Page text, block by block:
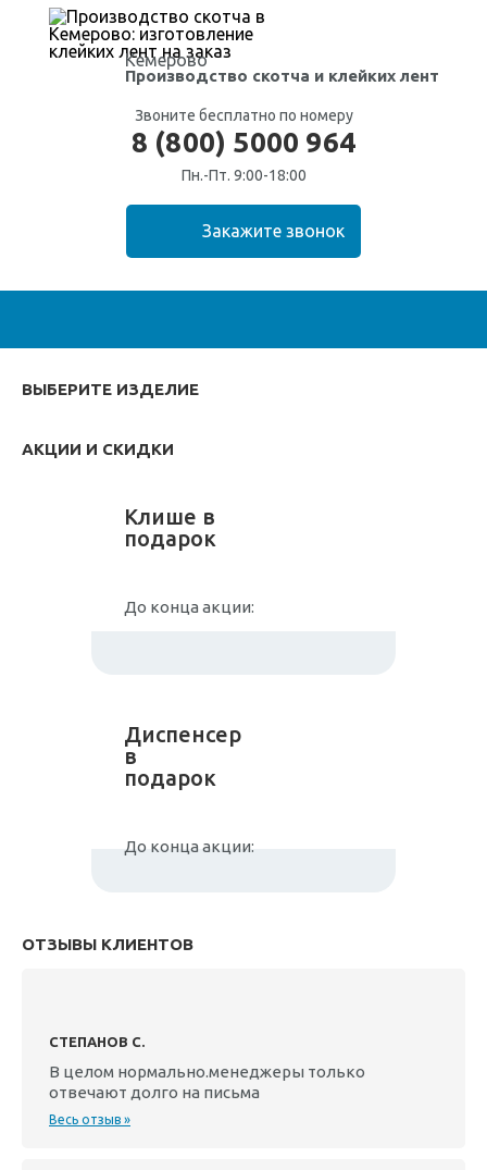
Кемерово
Производство скотча и клейких лент
Звоните бесплатно по номеру
8 (800) 5000 964
Пн.-Пт. 9:00-18:00
ВЫБЕРИТЕ ИЗДЕЛИЕ
АКЦИИ И СКИДКИ
Клише в
подарок
До конца акции:
Диспенсер
в
подарок
До конца акции:
ОТЗЫВЫ КЛИЕНТОВ
СТЕПАНОВ С.
В целом нормально.менеджеры только
отвечают долго на письма
Весь отзыв »